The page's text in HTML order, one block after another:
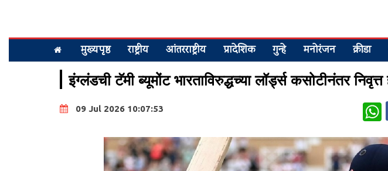
मुख्यपृष्ठ राष्ट्रीय आंतरराष्ट्रीय प्रादेशिक गुन्हे मनोरंजन क्रीडा
इंग्लंडची टॅमी ब्यूमोंट भारताविरुद्धच्या लॉर्ड्स कसोटीनंतर निवृत्त
09 Jul 2026 10:07:53